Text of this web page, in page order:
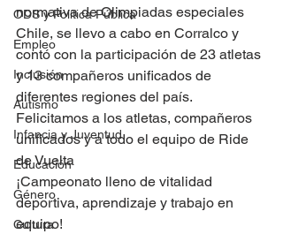
ODS y Política Pública
Empleo
Inclusión
Autismo
Infancia y Juventud
Educación
Género
Cultura
normativa de Olimpiadas especiales
Chile, se llevo a cabo en Corralco y
contó con la participación de 23 atletas
y 13 compañeros unificados de
diferentes regiones del país.
Felicitamos a los atletas, compañeros
unificados y a todo el equipo de Ride
de Vuelta
¡Campeonato lleno de vitalidad
deportiva, aprendizaje y trabajo en
equipo!